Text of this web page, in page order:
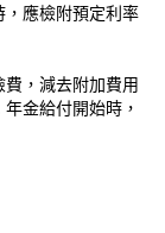
，應檢附預定利率
，減去附加費用
金給付開始時，